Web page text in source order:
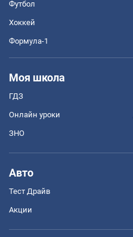
Футбол
Хоккей
Формула-1
Моя школа
ГДЗ
Онлайн уроки
ЗНО
Авто
Тест Драйв
Акции